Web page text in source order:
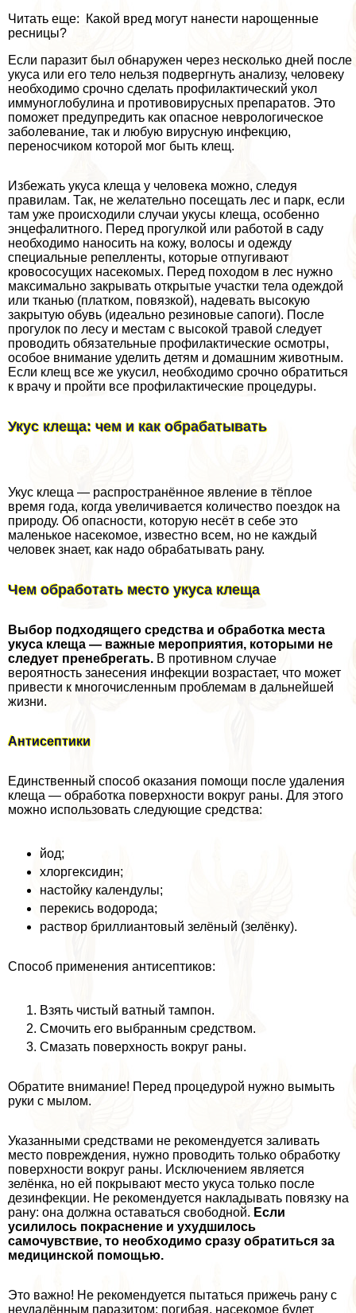
Читать еще: Какой вред могут нанести нарощенные
ресницы?
Если паразит был обнаружен через несколько дней после
укуса или его тело нельзя подвергнуть анализу, человеку
необходимо срочно сделать профилактический укол
иммуноглобулина и противовирусных препаратов. Это
поможет предупредить как опасное неврологическое
заболевание, так и любую вирусную инфекцию,
переносчиком которой мог быть клещ.
Избежать укуса клеща у человека можно, следуя
правилам. Так, не желательно посещать лес и парк, если
там уже происходили случаи укусы клеща, особенно
энцефалитного. Перед прогулкой или работой в саду
необходимо наносить на кожу, волосы и одежду
специальные репелленты, которые отпугивают
кровососущих насекомых. Перед походом в лес нужно
максимально закрывать открытые участки тела одеждой
или тканью (платком, повязкой), надевать высокую
закрытую обувь (идеально резиновые сапоги). После
прогулок по лесу и местам с высокой травой следует
проводить обязательные профилактические осмотры,
особое внимание уделить детям и домашним животным.
Если клещ все же укусил, необходимо срочно обратиться
к врачу и пройти все профилактические процедуры.
Укус клеща: чем и как обpaбатывать
Укус клеща — распространённое явление в тёплое
время года, когда увеличивается количество поездок на
природу. Об опасности, которую несёт в себе это
маленькое насекомое, известно всем, но не каждый
человек знает, как надо обpaбатывать рану.
Чем обработать место укуса клеща
Выбор подходящего средства и обработка места
укуса клеща — важные мероприятия, которыми не
следует пренебрегать. В противном случае
вероятность занесения инфекции возрастает, что может
привести к многочисленным проблемам в дальнейшей
жизни.
Антисептики
Единственный способ оказания помощи после удаления
клеща — обработка поверхности вокруг раны. Для этого
можно использовать следующие средства:
йод;
хлоргексидин;
настойку календулы;
перекись водорода;
раствор бриллиантовый зелёный (зелёнку).
Способ применения антисептиков:
Взять чистый ватный тампон.
Смочить его выбранным средством.
Смазать поверхность вокруг раны.
Обратите внимание! Перед процедурой нужно вымыть
руки с мылом.
Указанными средствами не рекомендуется заливать
место повреждения, нужно проводить только обработку
поверхности вокруг раны. Исключением является
зелёнка, но ей покрывают место укуса только после
дезинфекции. Не рекомендуется накладывать повязку на
рану: она должна оставаться свободной. Если
усилилось покраснение и ухудшилось
самочувствие, то необходимо сразу обратиться за
медицинской помощью.
Это важно! Не рекомендуется пытаться прижечь рану с
неудалённым паразитом: погибая, насекомое будет